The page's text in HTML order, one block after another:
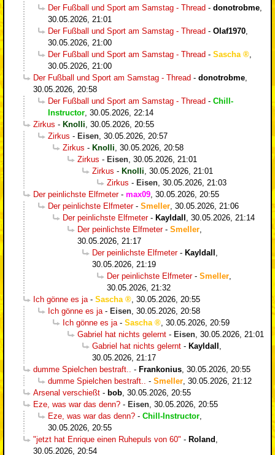
Der Fußball und Sport am Samstag - Thread - donotrobme,
30.05.2026, 21:01
Der Fußball und Sport am Samstag - Thread - Olaf1970,
30.05.2026, 21:00
Der Fußball und Sport am Samstag - Thread - Sascha
,
30.05.2026, 21:00
Der Fußball und Sport am Samstag - Thread - donotrobme,
30.05.2026, 20:58
Der Fußball und Sport am Samstag - Thread - Chill-
Instructor, 30.05.2026, 22:14
Zirkus - Knolli, 30.05.2026, 20:55
Zirkus - Eisen, 30.05.2026, 20:57
Zirkus - Knolli, 30.05.2026, 20:58
Zirkus - Eisen, 30.05.2026, 21:01
Zirkus - Knolli, 30.05.2026, 21:01
Zirkus - Eisen, 30.05.2026, 21:03
Der peinlichste Elfmeter- max09, 30.05.2026, 20:55
Der peinlichste Elfmeter- Smeller, 30.05.2026, 21:06
Der peinlichste Elfmeter- Kayldall , 30.05.2026, 21:14
Der peinlichste Elfmeter- Smeller,
30.05.2026, 21:17
Der peinlichste Elfmeter- Kayldall ,
30.05.2026, 21:19
Der peinlichste Elfmeter- Smeller,
30.05.2026, 21:32
Ich gönne es ja- Sascha , 30.05.2026, 20:55
Ich gönne es ja- Eisen, 30.05.2026, 20:58
Ich gönne es ja- Sascha , 30.05.2026, 20:59
Gabriel hat nichts gelernt - Eisen, 30.05.2026, 21:01
Gabriel hat nichts gelernt - Kayldall ,
30.05.2026, 21:17
dumme Spielchen bestraft.. - Frankonius, 30.05.2026, 20:55
dumme Spielchen bestraft.. - Smeller, 30.05.2026, 21:12
Arsenal verschießt - bob, 30.05.2026, 20:55
Eze, was war das denn? - Eisen, 30.05.2026, 20:55
Eze, was war das denn? - Chill-Instructor,
30.05.2026, 20:55
"jetzt hat Enrique einen Ruhepuls von 60" - Roland ,
30.05.2026, 20:54